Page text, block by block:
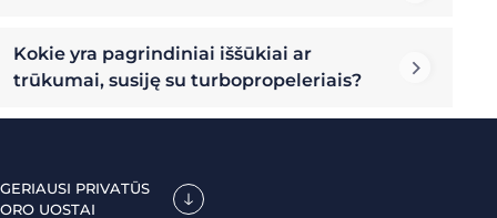
Kokie yra pagrindiniai iššūkiai ar
trūkumai, susiję su turbopropeleriais?
GERIAUSI PRIVATŪS
ORO UOSTAI